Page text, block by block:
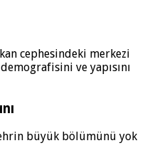
cephesindeki merkezi
ve yapısını
büyük bölümünü yok